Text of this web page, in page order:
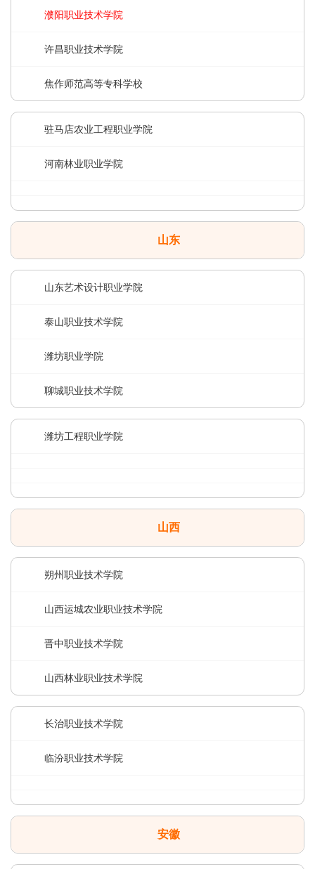
濮阳职业技术学院
许昌职业技术学院
焦作师范高等专科学校
驻马店农业工程职业学院
河南林业职业学院
山东
山东艺术设计职业学院
泰山职业技术学院
潍坊职业学院
聊城职业技术学院
潍坊工程职业学院
山西
朔州职业技术学院
山西运城农业职业技术学院
晋中职业技术学院
山西林业职业技术学院
长治职业技术学院
临汾职业技术学院
安徽